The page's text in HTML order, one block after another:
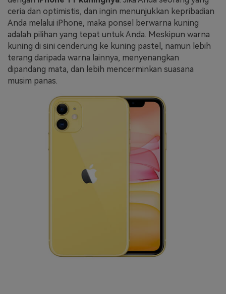
ceria dan optimistis, dan ingin menunjukkan kepribadian
Anda melalui iPhone, maka ponsel berwarna kuning
adalah pilihan yang tepat untuk Anda. Meskipun warna
kuning di sini cenderung ke kuning pastel, namun lebih
terang daripada warna lainnya, menyenangkan
dipandang mata, dan lebih mencerminkan suasana
musim panas.